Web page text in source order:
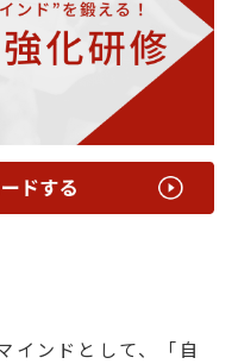
インドとして、「自